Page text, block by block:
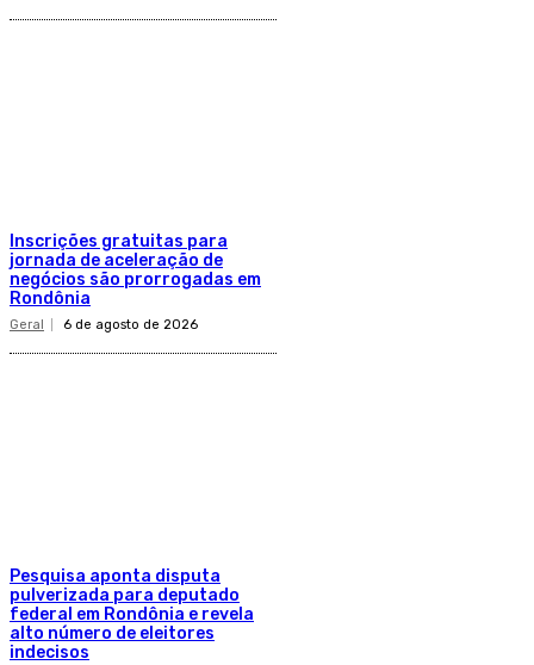
Inscrições gratuitas para
jornada de aceleração de
negócios são prorrogadas em
Rondônia
Geral 6 de agosto de 2026
Pesquisa aponta disputa
pulverizada para deputado
federal em Rondônia e revela
alto número de eleitores
indecisos